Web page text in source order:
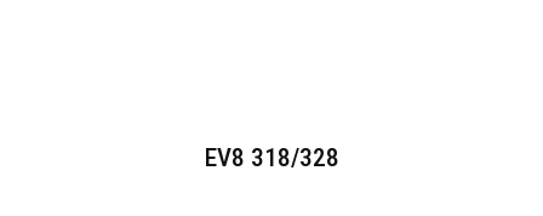
EV8 318/328